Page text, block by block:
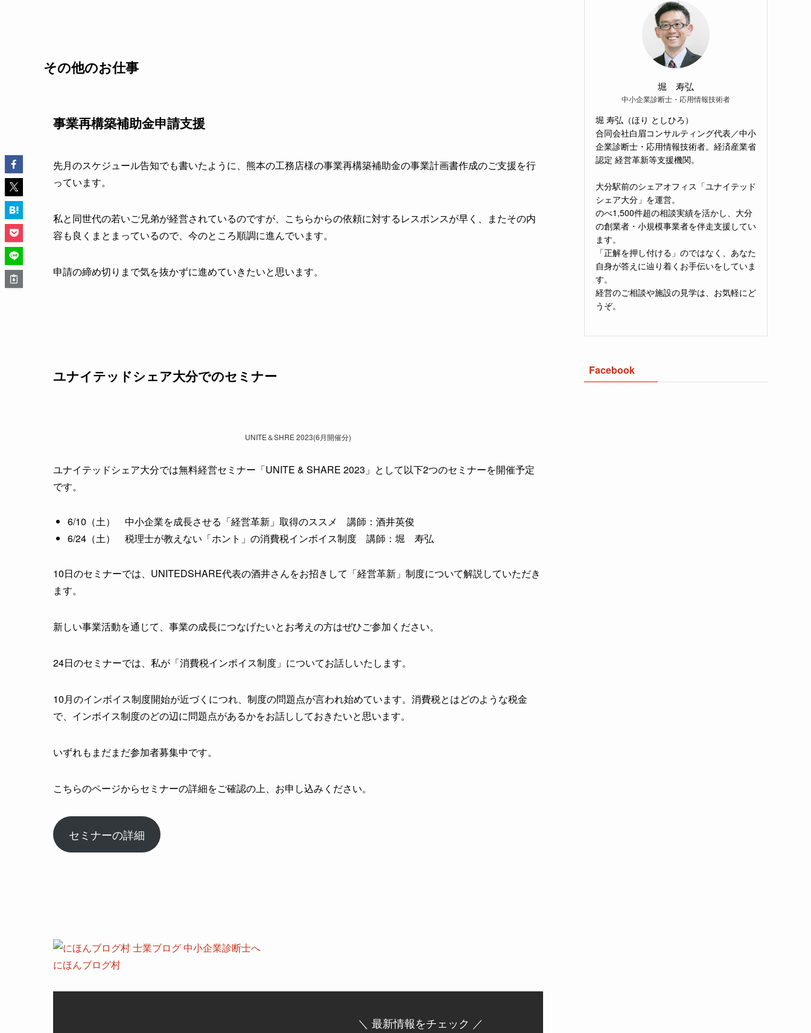
その他のお仕事
事業再構築補助金申請支援
先月のスケジュール告知でも書いたように、熊本の工務店様の事業再構築補助金の事業計画書作成のご支援を行
っています。
私と同世代の若いご兄弟が経営されているのですが、こちらからの依頼に対するレスポンスが早く、またその内
容も良くまとまっているので、今のところ順調に進んでいます。
申請の締め切りまで気を抜かずに進めていきたいと思います。
ユナイテッドシェア大分でのセミナー
UNITE＆SHRE 2023(6月開催分)
ユナイテッドシェア大分では無料経営セミナー「UNITE & SHARE 2023」として以下2つのセミナーを開催予定
です。
6/10（土） 中小企業を成長させる「経営革新」取得のススメ 講師：酒井英俊
6/24（土） 税理士が教えない「ホント」の消費税インボイス制度 講師：堀 寿弘
10日のセミナーでは、UNITEDSHARE代表の酒井さんをお招きして「経営革新」制度について解説していただき
ます。
新しい事業活動を通じて、事業の成長につなげたいとお考えの方はぜひご参加ください。
24日のセミナーでは、私が「消費税インボイス制度」についてお話しいたします。
10月のインボイス制度開始が近づくにつれ、制度の問題点が言われ始めています。消費税とはどのような税金
で、インボイス制度のどの辺に問題点があるかをお話ししておきたいと思います。
いずれもまだまだ参加者募集中です。
こちらのページからセミナーの詳細をご確認の上、お申し込みください。
セミナーの詳細
にほんブログ村
＼ 最新情報をチェック ／
堀 寿弘
中小企業診断士・応用情報技術者
堀 寿弘（ほり としひろ）
合同会社白眉コンサルティング代表／中小
企業診断士・応用情報技術者。経済産業省
認定 経営革新等支援機関。
大分駅前のシェアオフィス「ユナイテッド
シェア大分」を運営。
のべ1,500件超の相談実績を活かし、大分
の創業者・小規模事業者を伴走支援してい
ます。
「正解を押し付ける」のではなく、あなた
自身が答えに辿り着くお手伝いをしていま
す。
経営のご相談や施設の見学は、お気軽にど
うぞ。
Facebook